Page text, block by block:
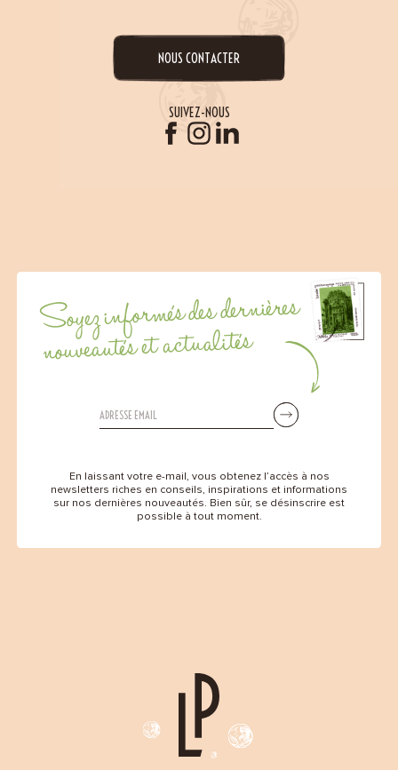
NOUS CONTACTER
SUIVEZ-NOUS
Soyez informés des dernières
nouveautés et actualités
En laissant votre e-mail, vous obtenez l’accès à nos
newsletters riches en conseils, inspirations et informations
sur nos dernières nouveautés. Bien sûr, se désinscrire est
possible à tout moment.